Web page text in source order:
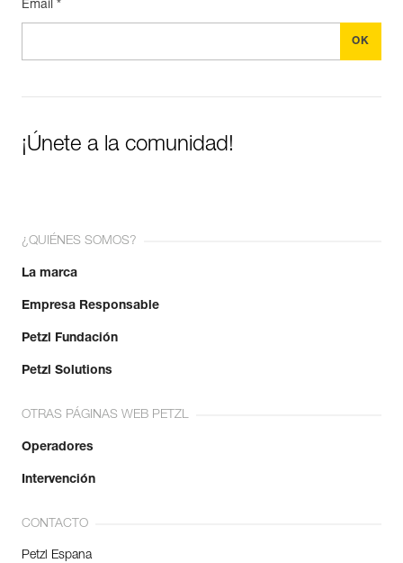
Email *
¡Únete a la comunidad!
¿QUIÉNES SOMOS?
La marca
Empresa Responsable
Petzl Fundación
Petzl Solutions
OTRAS PÁGINAS WEB PETZL
Operadores
Intervención
CONTACTO
Petzl Espana